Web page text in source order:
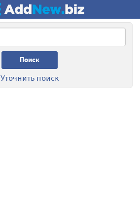
Поиск
Уточнить поиск